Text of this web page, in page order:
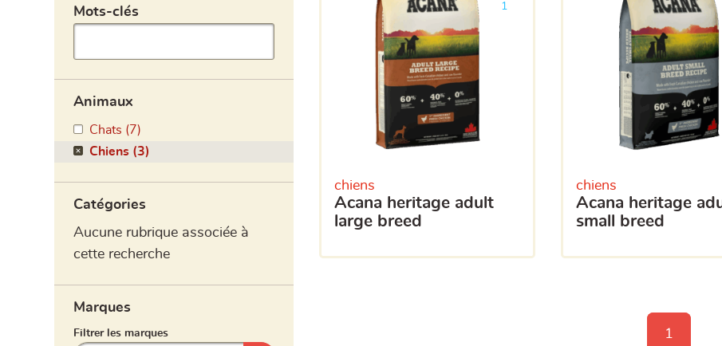
Animaux
Chats (7)
Chiens (3)
Catégories
Aucune rubrique associée à
cette recherche
Marques
chiens
acana heritage adult
large breed
1
chiens
acana heritage adult
small breed
1